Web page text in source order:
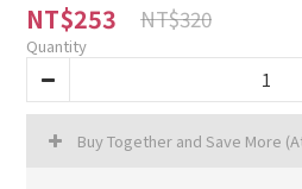
NT$253 NT$320
Quantity
Buy Together and Save More